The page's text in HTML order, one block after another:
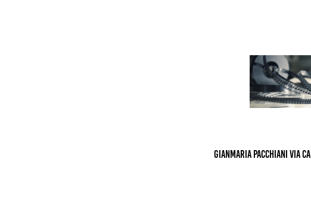
Gianmaria Pacchiani Via